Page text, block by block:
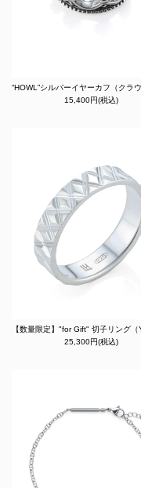
15,400円(税込)
25,300円(税込)